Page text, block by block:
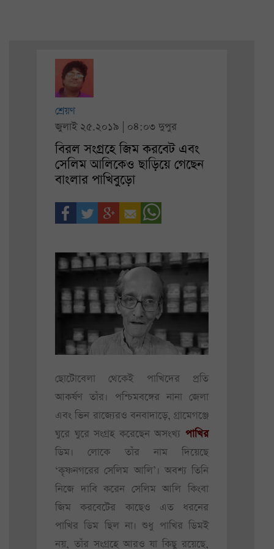
শ্রেয়ণ
জুলাই ২৫.২০১৯ | ০৪:০৩ দুপুর
বিরল সংগ্রহে জিম করবেট এবং
সেলিম আলিকেও ছাড়িয়ে গেছেন
বাংলার পাখিবুড়ো
ছোটোবেলা থেকেই পাখিদের প্রতি
আকর্ষণ তাঁর। পশ্চিমবঙ্গের নানা জেলা
এবং ভিন রাজ্যেরও বনবাদাড়ে, গ্রামেগঞ্জে
ঘুরে ঘুরে সংগ্রহ করেছেন অসংখ্য পাখির
ডিম। লোকে তাঁর নাম দিয়েছে
‘কৃষ্ণনগরের সেলিম আলি’। অবশ্য তিনি
নিজে দাবি করেন সেলিম আলি কিংবা
জিম করবেটের কাছেও এত ধরনের
পাখির ডিম ছিল না। শুধু পাখির ডিমই
নয়, তাঁর সংগ্রহে আরও যা কিছু রয়েছে,